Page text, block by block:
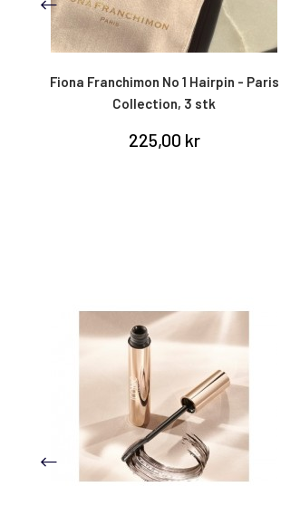
Fiona Franchimon No 1 Hairpin - Paris
Collection, 3 stk
225,00 kr